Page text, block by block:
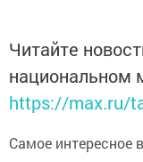
Читайте
национальном
https://max.ru/
Самое интересное